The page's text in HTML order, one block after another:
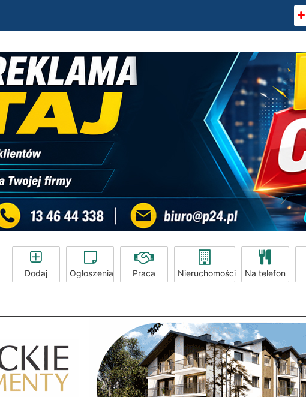
Dodaj Ogłoszenia Praca Nieruchomości Na telefon